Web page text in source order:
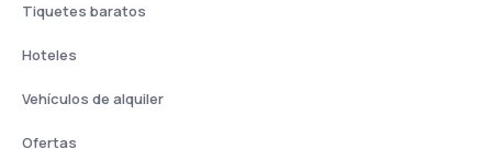
Tiquetes baratos
Hoteles
Vehículos de alquiler
Ofertas